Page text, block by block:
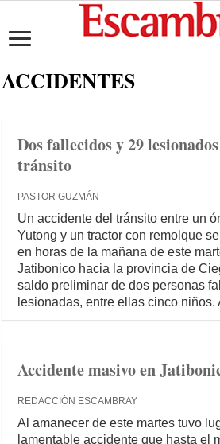
ACCIDENTES
Dos fallecidos y 29
tránsito
PASTOR GUZMÁN
Un accidente del tránsito entre un
Yutong y un tractor con remolque
en horas de la mañana de este
Jatibonico hacia la provincia de
saldo preliminar de dos personas
lesionadas, entre ellas cinco
Accidente masivo en
REDACCIÓN ESCAMBRAY
Al amanecer de este martes tuvo
lamentable accidente que hasta el